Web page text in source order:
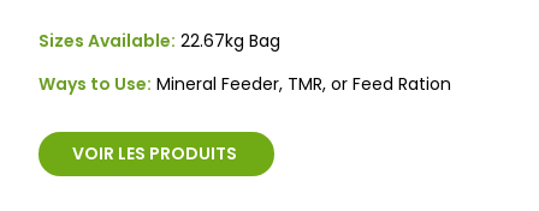
Sizes Available: 22.67kg Bag
Ways to Use: Mineral Feeder, TMR, or Feed Ration
VOIR LES PRODUITS